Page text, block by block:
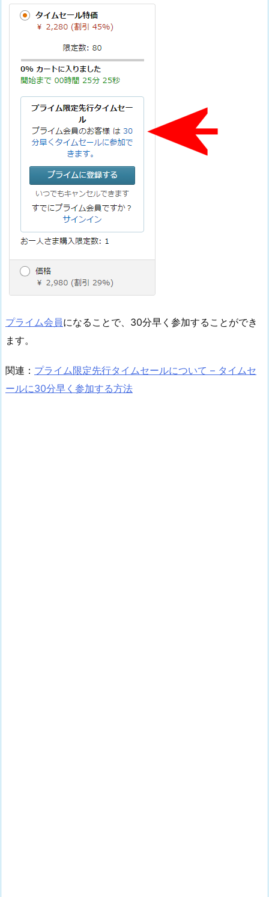
プライム会員になることで、30分早く参加することができ
ます。
関連： プライム限定先行タイムセールについて – タイムセ
ールに30分早く参加する方法